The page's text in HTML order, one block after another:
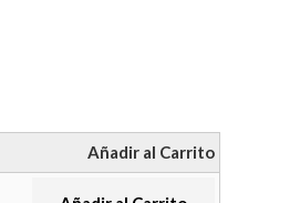
Añadir al Carrito